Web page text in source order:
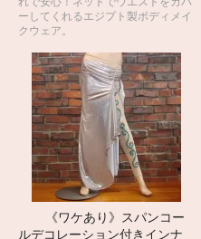
ーしてくれるエジプト製ボディメイ
クウェア。
《ワケあり》スパンコー
ルデコレーション付きインナ